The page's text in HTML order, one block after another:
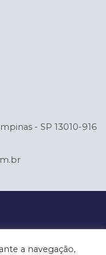
- SP 13010-916
a navegação,